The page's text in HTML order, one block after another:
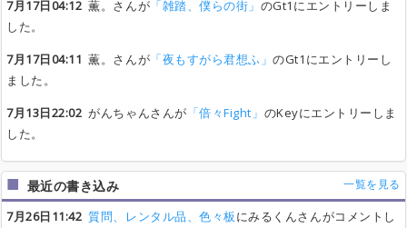
7月17日04:12 薫。さんが 「雑踏、僕らの街」 のGt1にエントリーしま
した。
7月17日04:11 薫。さんが 「夜もすがら君想ふ」のGt1にエントリーし
ました。
7月13日22:02 がんちゃんさんが 「倍々Fight」 のKeyにエントリーしま
した。
最近の書き込み 一覧を見る
7月26日11:42 質問、レンタル品、色々板にみるくんさんがコメントし